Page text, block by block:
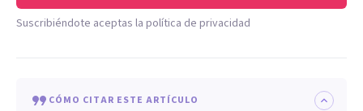
Suscribiéndote aceptas la política de privacidad
CÓMO CITAR ESTE ARTÍCULO